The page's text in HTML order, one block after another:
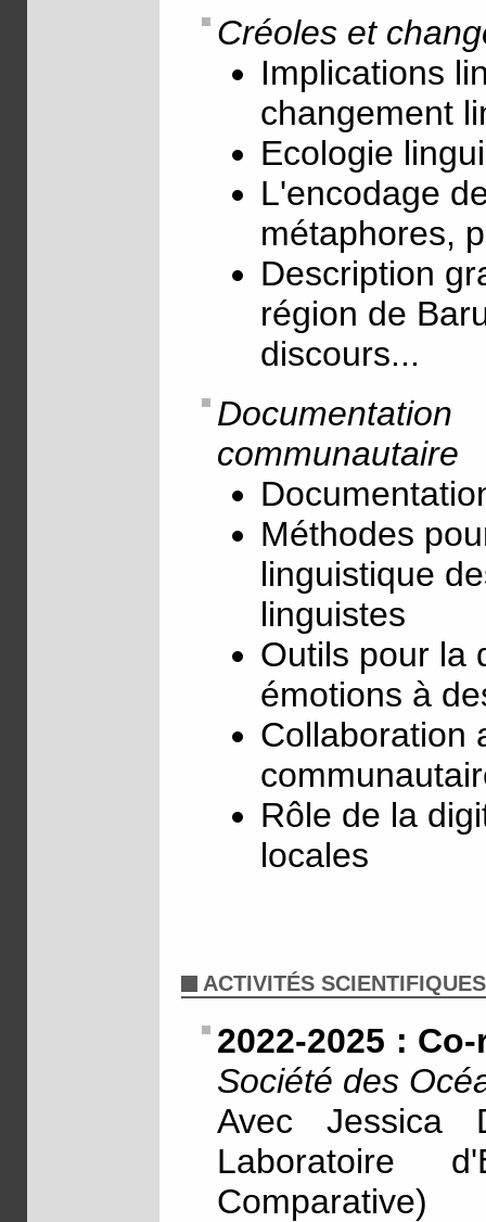
Créoles et
Implications
changement
Ecologie
L'encodage
métaphores,
Description
région de
discours...
communautaire
Méthodes
linguistique
linguistes
Outils pour la
émotions à
Collaboration
Rôle de la
locales
ACTIVITÉS SCIENTIFIQUES
2022-2025 :
Société des
Avec Jessica
Laboratoire
Comparative)